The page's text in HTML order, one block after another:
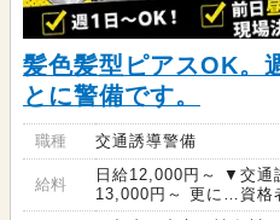
髪色髪型ピアスOK。
とに警備です。
職種 交通誘導警備
給料
日給12,000円～ ▼交通
13,000円～ 更に…資格